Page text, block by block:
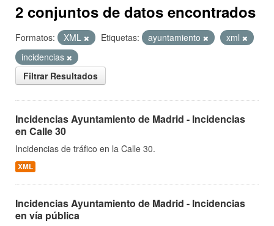
2 conjuntos de datos encontrados
Formatos: XML Etiquetas: ayuntamiento
xml
incidencias
Filtrar Resultados
Incidencias Ayuntamiento de Madrid - Incidencias
en Calle 30
Incidencias de tráfico en la Calle 30.
XML
Incidencias Ayuntamiento de Madrid - Incidencias
en vía pública